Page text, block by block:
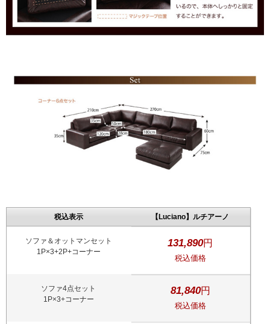
税込表示 【Luciano】ルチアーノ
ソファ＆オットマンセット
1P×3+2P+コーナー
131,890円
税込価格
ソファ4点セット
1P×3+コーナー
81,840円
税込価格